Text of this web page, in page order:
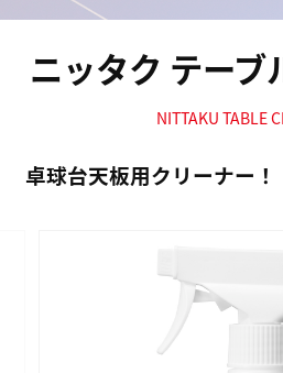
ニッタク テーブ
NITTAKU TABLE
卓球台天板用クリーナー！